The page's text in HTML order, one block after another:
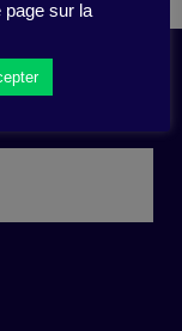
page sur la